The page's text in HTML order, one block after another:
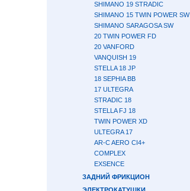
SHIMANO 19 STRADIC
SHIMANO 15 TWIN POWER SW
SHIMANO SARAGOSA SW
20 TWIN POWER FD
20 VANFORD
VANQUISH 19
STELLA 18 JP
18 SEPHIA BB
17 ULTEGRA
STRADIC 18
STELLA FJ 18
TWIN POWER XD
ULTEGRA 17
AR-C AERO CI4+
COMPLEX
EXSENCE
ЗАДНИЙ ФРИКЦИОН